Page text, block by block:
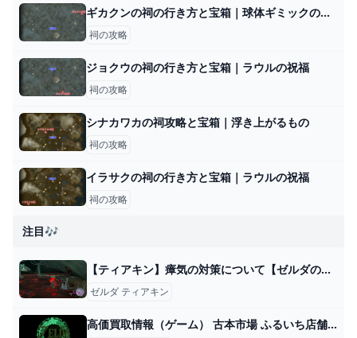
ギカクンの祠の行き方と宝箱｜球体ギミックの解説
祠の攻略
ジョクウの祠の行き方と宝箱｜ラウルの祝福
祠の攻略
シナカワカの祠攻略と宝箱｜浮き上がるもの
祠の攻略
イラサクの祠の行き方と宝箱｜ラウルの祝福
祠の攻略
注目🎶
【ティアキン】瘴気の対策について【ゼルダの伝説ティアーズオブザキングダム】
ゼルダ ティアキン
高価買取情報（ゲーム） 古本市場 ふるいち店舗情報サイト